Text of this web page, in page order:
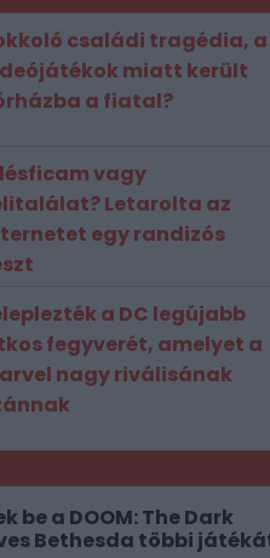
családi tragédia, a
miatt került
a fiatal?
vagy
Letarolta az
egy randizós
a DC legújabb
fegyverét, amelyet a
nagy riválisának
be a DOOM: The Dark
Bethesda többi